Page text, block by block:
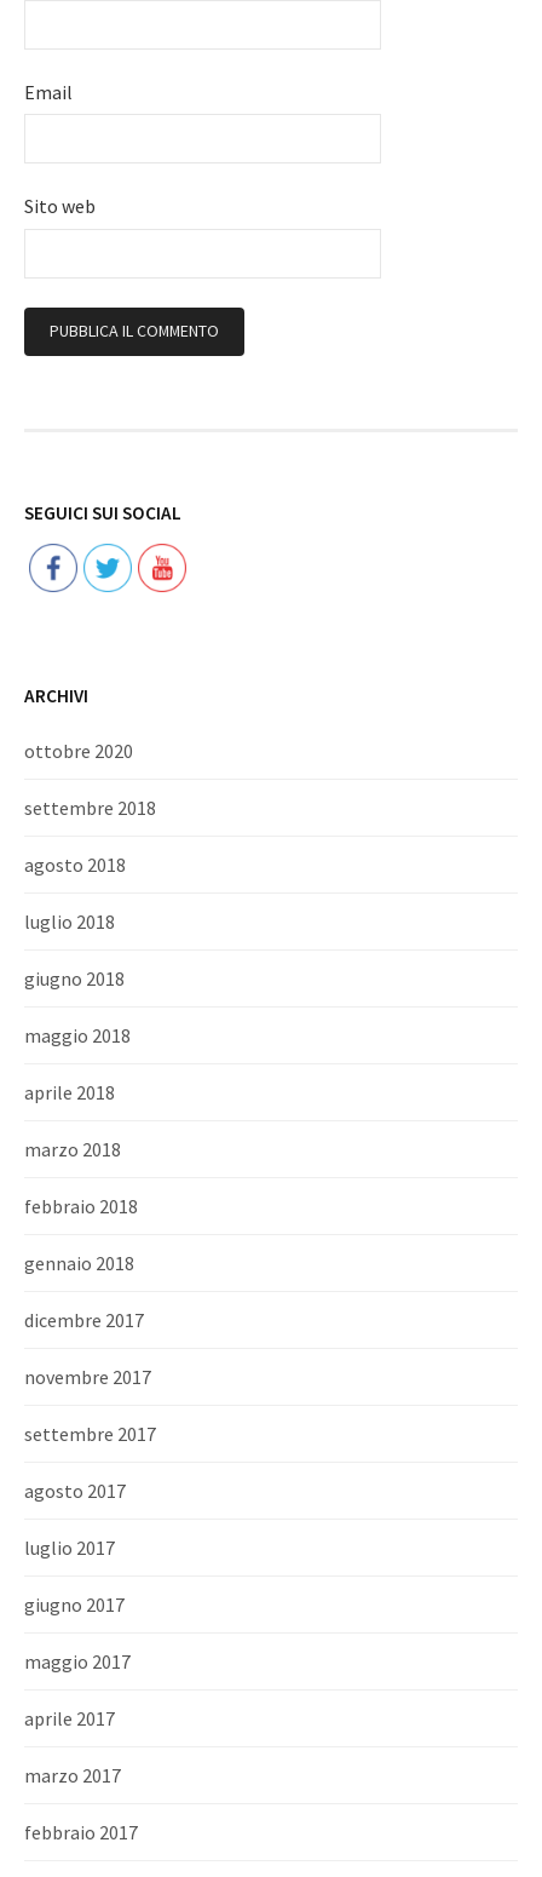
Email
Sito web
SEGUICI SUI SOCIAL
ARCHIVI
ottobre 2020
settembre 2018
agosto 2018
luglio 2018
giugno 2018
maggio 2018
aprile 2018
marzo 2018
febbraio 2018
gennaio 2018
dicembre 2017
novembre 2017
settembre 2017
agosto 2017
luglio 2017
giugno 2017
maggio 2017
aprile 2017
marzo 2017
febbraio 2017